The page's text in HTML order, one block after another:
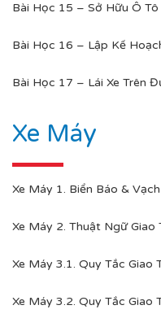
Bài Học 15 – Sở Hữu Ô
Bài Học 16 – Lập Kế
Bài Học 17 – Lái Xe Trên
Xe Máy
Xe Máy 1. Biển Báo &
Xe Máy 2. Thuật Ngữ Giao
Xe Máy 3.1. Quy Tắc Giao
Xe Máy 3.2. Quy Tắc Giao